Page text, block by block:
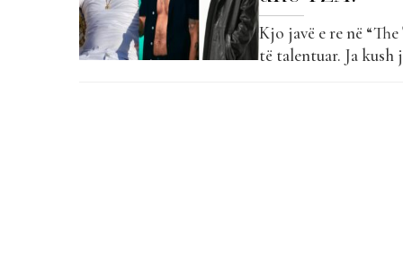
Kjo javë e re në
të talentuar. Ja kush